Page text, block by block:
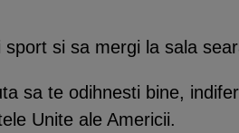
si sa mergi la sala
sa te odihnesti bine,
Unite ale Americii.